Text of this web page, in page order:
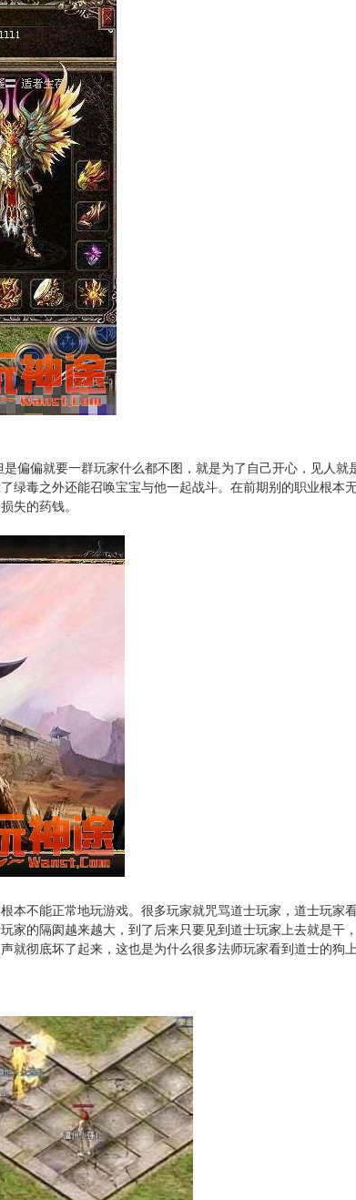
偏偏就要一群玩家什么都不图，就是为了自己开心，见人就
绿毒之外还能召唤宝宝与他一起战斗。在前期别的职业根本
失的药钱。
本不能正常地玩游戏。很多玩家就咒骂道士玩家，道士玩家
家的隔阂越来越大，到了后来只要见到道士玩家上去就是干
就彻底坏了起来，这也是为什么很多法师玩家看到道士的狗